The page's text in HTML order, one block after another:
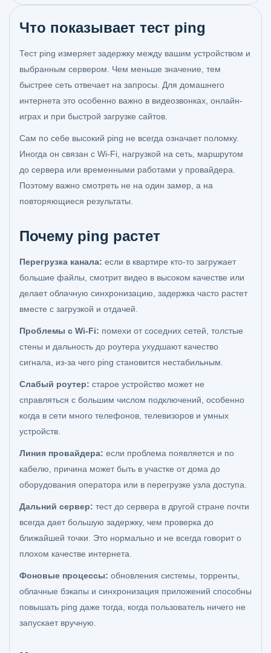
Что показывает тест ping
Тест ping измеряет задержку между вашим устройством и
выбранным сервером. Чем меньше значение, тем
быстрее сеть отвечает на запросы. Для домашнего
интернета это особенно важно в видеозвонках, онлайн-
играх и при быстрой загрузке сайтов.
Сам по себе высокий ping не всегда означает поломку.
Иногда он связан с Wi‑Fi, нагрузкой на сеть, маршрутом
до сервера или временными работами у провайдера.
Поэтому важно смотреть не на один замер, а на
повторяющиеся результаты.
Почему ping растет
Перегрузка канала: если в квартире кто-то загружает
большие файлы, смотрит видео в высоком качестве или
делает облачную синхронизацию, задержка часто растет
вместе с загрузкой и отдачей.
Проблемы с Wi‑Fi: помехи от соседних сетей, толстые
стены и дальность до роутера ухудшают качество
сигнала, из-за чего ping становится нестабильным.
Слабый роутер: старое устройство может не
справляться с большим числом подключений, особенно
когда в сети много телефонов, телевизоров и умных
устройств.
Линия провайдера: если проблема появляется и по
кабелю, причина может быть в участке от дома до
оборудования оператора или в перегрузке узла доступа.
Дальний сервер: тест до сервера в другой стране почти
всегда дает большую задержку, чем проверка до
ближайшей точки. Это нормально и не всегда говорит о
плохом качестве интернета.
Фоновые процессы: обновления системы, торренты,
облачные бэкапы и синхронизация приложений способны
повышать ping даже тогда, когда пользователь ничего не
запускает вручную.